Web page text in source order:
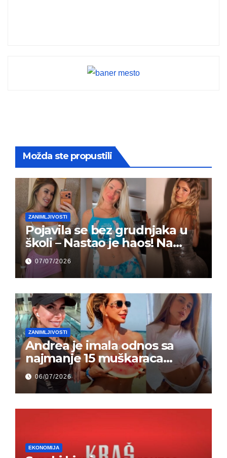
Možda ste propustili
ZANIMLJIVOSTI
Pojavila se bez grudnjaka u
školi – Nastao je haos! Na
grupi je majke napale (FOTO)
07/07/2026
ZANIMLJIVOSTI
Andrea je imala odnos sa
najmanje 15 muškaraca
odjednom – „Doktor mi je
rekao…“ (FOTO)
06/07/2026
EKONOMIJA